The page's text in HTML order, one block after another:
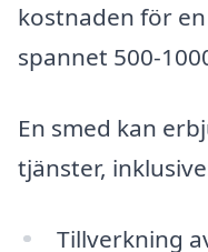
kostnaden för
spannet 500-
En smed kan
tjänster,
Tillverkning